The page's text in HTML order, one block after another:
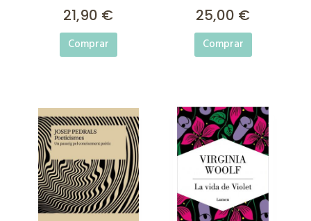
21,90 €
Comprar
25,00 €
Comprar